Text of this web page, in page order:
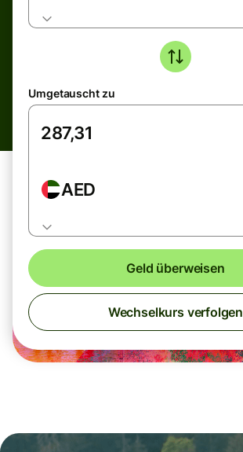
Umgetauscht zu
AED
Geld überweisen
Wechselkurs verfolgen